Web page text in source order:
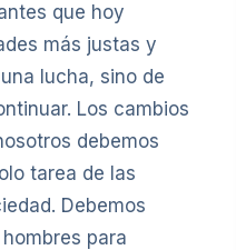
que hoy
más justas y
lucha, sino de
Los cambios
debemos
tarea de las
Debemos
para